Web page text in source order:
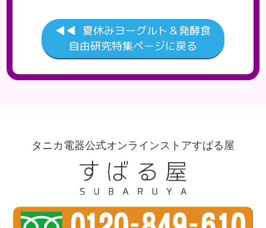
夏休みヨーグルト＆発酵食
自由研究特集ページに戻る
タニカ電器公式オンラインストアすばる屋